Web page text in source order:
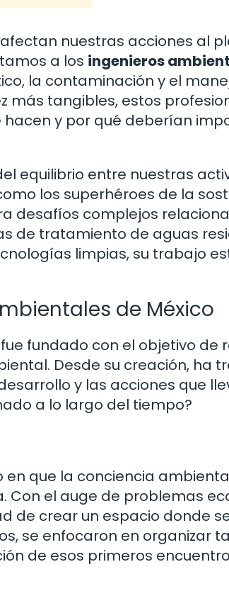
nuestras acciones al
a los ingenieros
la contaminación y el
más tangibles, estos
hacen y por qué deberían
equilibrio entre nuestras
los superhéroes de la
desafíos complejos
de tratamiento de aguas
limpias, su trabajo
de México
fue fundado con el objetivo de
Desde su creación, ha
y las acciones que
a lo largo del tiempo?
que la conciencia
Con el auge de problemas
de crear un espacio donde
se enfocaron en organizar
de esos primeros